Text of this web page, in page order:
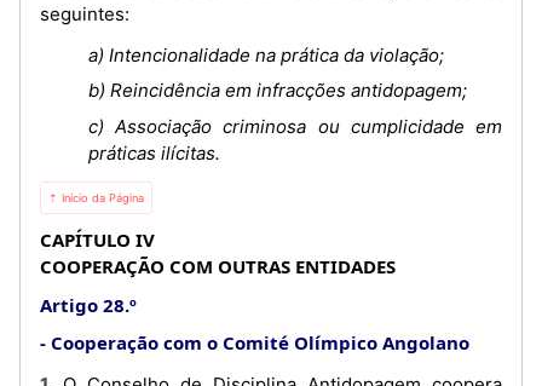
seguintes:
a) Intencionalidade na prática da violação;
b) Reincidência em infracções antidopagem;
c) Associação criminosa ou cumplicidade em
práticas ilícitas.
⇡ Início da Página
CAPÍTULO IV
COOPERAÇÃO COM OUTRAS ENTIDADES
Artigo 28.º
Cooperação com o Comité Olímpico Angolano